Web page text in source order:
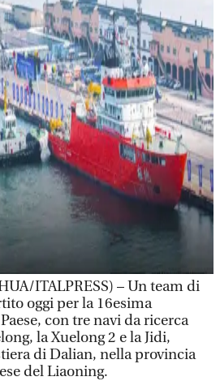
ITALPRESS) – Un team di
oggi per la 16esima
con tre navi da ricerca
la Xuelong 2 e la Jidi,
di Dalian, nella provincia
del Liaoning.